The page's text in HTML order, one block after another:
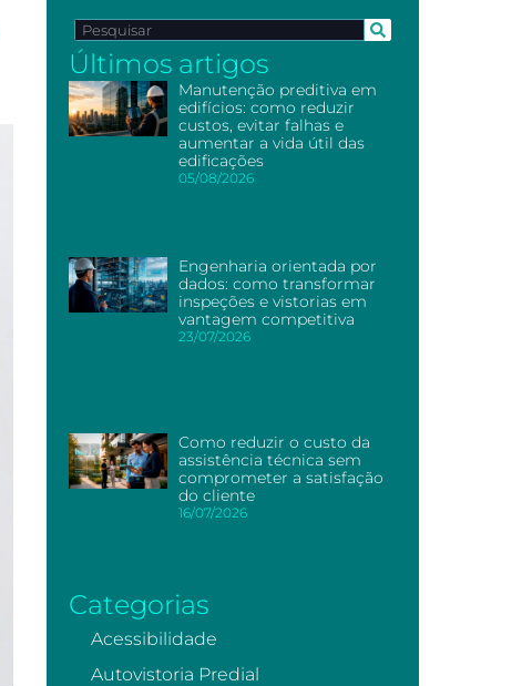
Últimos artigos
Manutenção preditiva em
edifícios: como reduzir
custos, evitar falhas e
aumentar a vida útil das
edificações
05/08/2026
Engenharia orientada por
dados: como transformar
inspeções e vistorias em
vantagem competitiva
23/07/2026
Como reduzir o custo da
assistência técnica sem
comprometer a satisfação
do cliente
16/07/2026
Categorias
Acessibilidade
Autovistoria Predial